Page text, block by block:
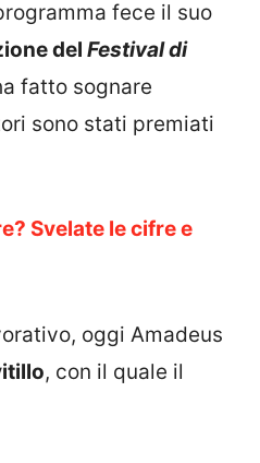
fece il suo
del Festival di
fatto sognare
sono stati premiati
Svelate le cifre e
oggi Amadeus
, con il quale il